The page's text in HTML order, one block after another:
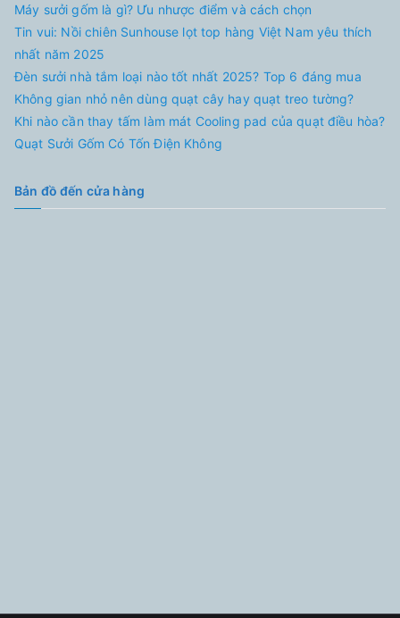
Máy sưởi gốm là gì? Ưu nhược điểm và cách chọn
Tin vui: Nồi chiên Sunhouse lọt top hàng Việt Nam yêu thích
nhất năm 2025
Đèn sưởi nhà tắm loại nào tốt nhất 2025? Top 6 đáng mua
Không gian nhỏ nên dùng quạt cây hay quạt treo tường?
Khi nào cần thay tấm làm mát Cooling pad của quạt điều hòa?
Quạt Sưởi Gốm Có Tốn Điện Không
Bản đồ đến cửa hàng